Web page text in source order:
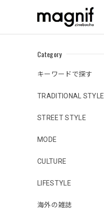
Category
キーワードで探す
TRADITIONAL STYLE
STREET STYLE
MODE
CULTURE
LIFESTYLE
海外の雑誌